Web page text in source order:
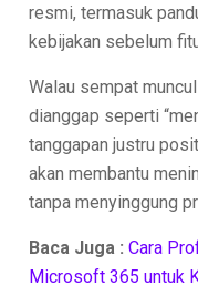
resmi, termasuk
kebijakan sebelum
Walau sempat
dianggap seperti
tanggapan justru
akan membantu
tanpa menyinggung
Baca Juga :Cara
Microsoft 365 untuk